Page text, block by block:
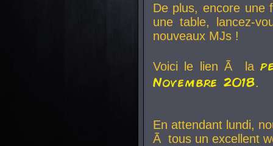
De plus, encore une
une table, lancez-
nouveaux MJs !
Voici le lien Ã la
Novembre 2018.
En attendant lundi,
Ã tous un excellent